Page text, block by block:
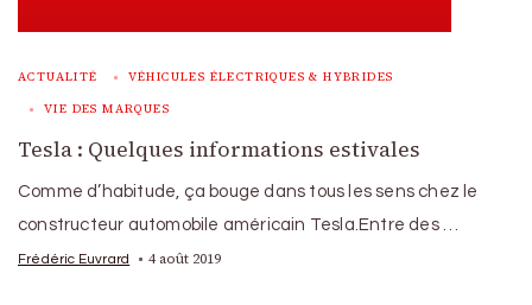
ACTUALITÉ VÉHICULES ÉLECTRIQUES & HYBRIDES
VIE DES MARQUES
Tesla : Quelques informations estivales
Comme d’habitude, ça bouge dans tous les sens chez le
constructeur automobile américain Tesla.Entre des …
Frédéric Euvrard 4 août 2019